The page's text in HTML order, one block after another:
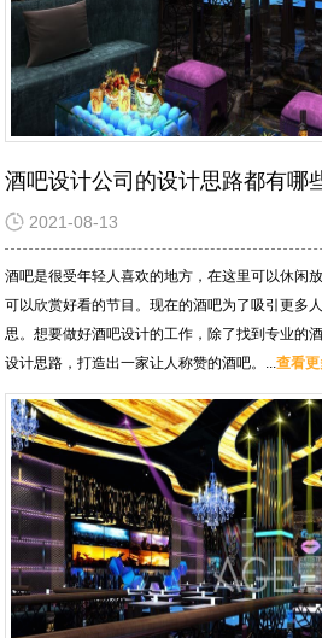
酒吧设计公司的设计思路都有哪
2021-08-13
酒吧是很受年轻人喜欢的地方，在这里可以休闲
可以欣赏好看的节目。现在的酒吧为了吸引更多
思。想要做好酒吧设计的工作，除了找到专业的
设计思路，打造出一家让人称赞的酒吧。...查看